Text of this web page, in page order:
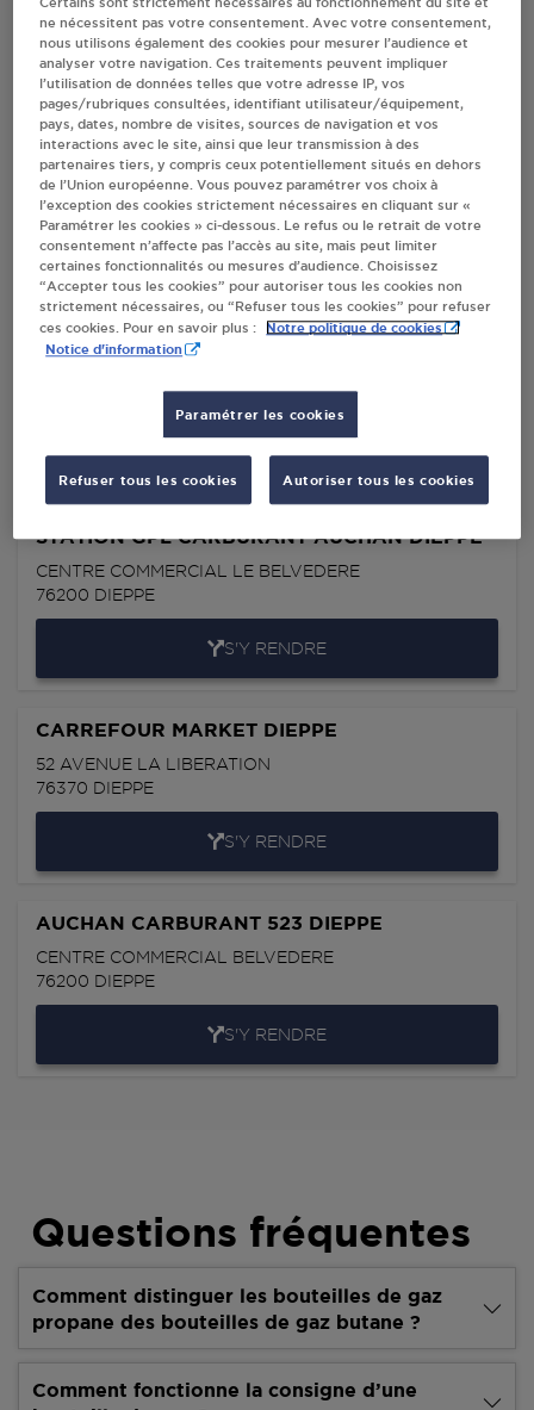
Villes
DISTRIBUTEUR AUTOMATIQUE 24/24
AUCHAN DIEPPE
CENTRE COMMERCIAL BELVEDERE
76200DIEPPE
S'Y RENDRE
PROMOCASH DIEPPE
40 RUE LOUIS BLERIOT
S'Y RENDRE
STATION GPL CARBURANT AUCHAN DIEPPE
CENTRE COMMERCIAL LE BELVEDERE
76200 DIEPPE
S'Y RENDRE
CARREFOUR MARKET DIEPPE
52 AVENUE LA LIBERATION
76370 DIEPPE
S'Y RENDRE
AUCHAN CARBURANT 523 DIEPPE
CENTRE COMMERCIAL BELVEDERE
76200 DIEPPE
S'Y RENDRE
Questions fréquentes
Comment distinguer les bouteilles de gaz
propane des bouteilles de gaz butane ?
Comment fonctionne la consigne d’une
Certains sont strictement nécessaires au fonctionnement du site et
ne nécessitent pas votre consentement. Avec votre consentement,
nous utilisons également des cookies pour mesurer l’audience et
analyser votre navigation. Ces traitements peuvent impliquer
l’utilisation de données telles que votre adresse IP, vos
pages/rubriques consultées, identifiant utilisateur/équipement,
pays, dates, nombre de visites, sources de navigation et vos
interactions avec le site, ainsi que leur transmission à des
partenaires tiers, y compris ceux potentiellement situés en dehors
de l’Union européenne. Vous pouvez paramétrer vos choix à
l’exception des cookies strictement nécessaires en cliquant sur «
Paramétrer les cookies » ci-dessous. Le refus ou le retrait de votre
consentement n’affecte pas l’accès au site, mais peut limiter
certaines fonctionnalités ou mesures d’audience. Choisissez
“Accepter tous les cookies” pour autoriser tous les cookies non
strictement nécessaires, ou “Refuser tous les cookies” pour refuser
ces cookies. Pour en savoir plus :
Notre politique de cookies
Notice d'information
Paramétrer les cookies
Refuser tous les cookies Autoriser tous les cookies